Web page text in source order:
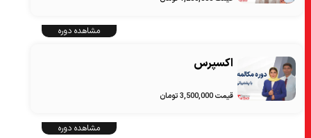
مشاهده دوره
اکسپرس
قیمت 3,500,000 تومان
مشاهده دوره